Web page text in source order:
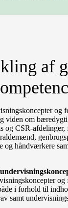
af
og
viden om
og CSR-afdelinger,
og håndværkere
og
i forhold til
samt